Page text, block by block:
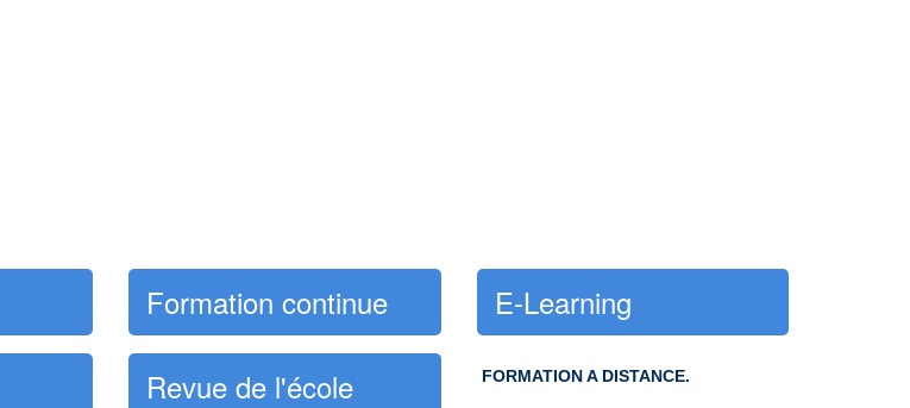
Formation continue
Revue de l'école
E-Learning
FORMATION A DISTANCE.